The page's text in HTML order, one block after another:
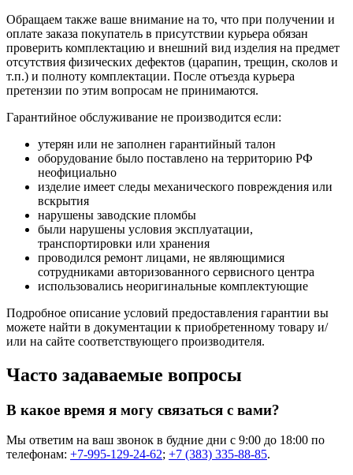
Обращаем также ваше внимание на то, что при получении и
оплате заказа покупатель в присутствии курьера обязан
проверить комплектацию и внешний вид изделия на предмет
отсутствия физических дефектов (царапин, трещин, сколов и
т.п.) и полноту комплектации. После отъезда курьера
претензии по этим вопросам не принимаются.
Гарантийное обслуживание не производится если:
утерян или не заполнен гарантийный талон
оборудование было поставлено на территорию РФ
неофициально
изделие имеет следы механического повреждения или
вскрытия
нарушены заводские пломбы
были нарушены условия эксплуатации,
транспортировки или хранения
проводился ремонт лицами, не являющимися
сотрудниками авторизованного сервисного центра
использовались неоригинальные комплектующие
Подробное описание условий предоставления гарантии вы
можете найти в документации к приобретенному товару и/
или на сайте соответствующего производителя.
Часто задаваемые вопросы
В какое время я могу связаться с вами?
Мы ответим на ваш звонок в будние дни с 9:00 до 18:00 по
телефонам: +7-995-129-24-62; +7 (383) 335-88-85.